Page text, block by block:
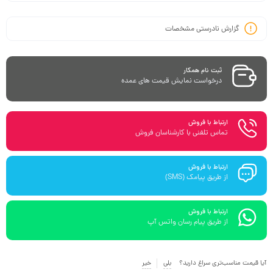
گزارش نادرستی مشخصات
ثبت نام همکار
درخواست نمایش قیمت های عمده
ارتباط با فروش
تماس تلفنی با کارشناسان فروش
ارتباط با فروش
از طریق پیامک (SMS)
ارتباط با فروش
از طریق پیام رسان واتس آپ
آیا قیمت مناسب‌تری سراغ دارید؟ بلی خیر